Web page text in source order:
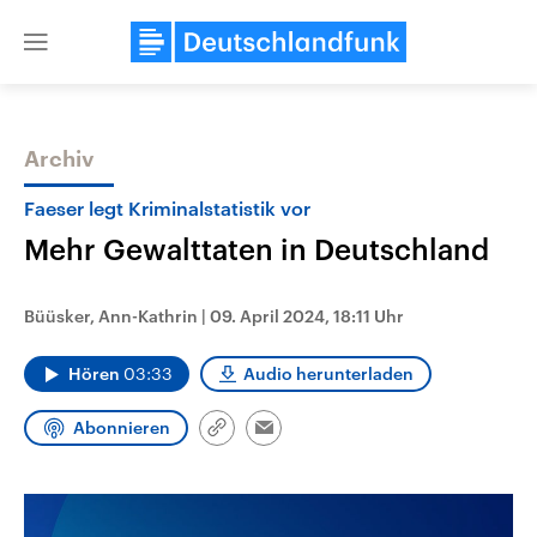
Close
Themen
Landtagswahl Sachsen-Anhalt
2026
September 2026 einen neuen
Landtag. Seit 2021 wird das
Bundesland von einer Koalition aus
gehören die Vereinigten
Archiv
Faeser legt Kriminalstatistik vor
Mehr Gewalttaten in Deutschland
Büüsker, Ann-Kathrin | 09. April 2024, 18:11 Uhr
Hören 03:33 Audio herunterladen
Abonnieren
Link
Email